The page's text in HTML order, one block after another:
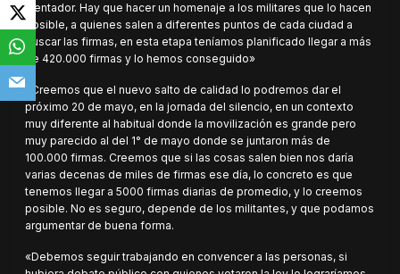
alentador. Hay que hacer un homenaje a los militares que lo hacen
posible, a quienes salen a diferentes puntos de cada ciudad a
buscar las firmas, en esta etapa teníamos planificado llegar a más
de 420.000 firmas y lo hemos conseguido»
«Creemos que el nuevo salto de calidad lo podremos dar el
próximo 20 de mayo, en la jornada del silencio, en un contexto
muy diferente al habitual donde la movilización es grande pero
muy parecido al del 1° de mayo donde se juntaron más de
100.000 firmas. Creemos que si las cosas salen bien nos daría
varias decenas de miles de firmas ese día, lo concreto es que
tenemos llegar a 5000 firmas diarias de promedio, y lo creemos
posible. No es seguro, depende de los militantes, y que podamos
argumentar de buena forma.
«Debemos seguir trabajando en convencer a las personas, si